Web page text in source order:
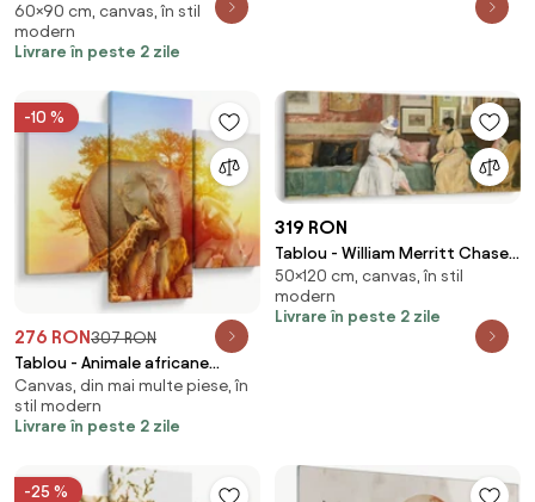
(90x60 cm)
60×90 cm, canvas, în stil
modern
Livrare în peste 2 zile
-10 %
276 RON307 RON
Tablou - Animale africane
(90x60 cm)
Canvas, din mai multe piese, în
stil modern
Livrare în peste 2 zile
319 RON
Tablou - William Merritt Chase,
A Friendly Call, reproducere
(120x50 cm)
50×120 cm, canvas, în stil
modern
Livrare în peste 2 zile
-25 %